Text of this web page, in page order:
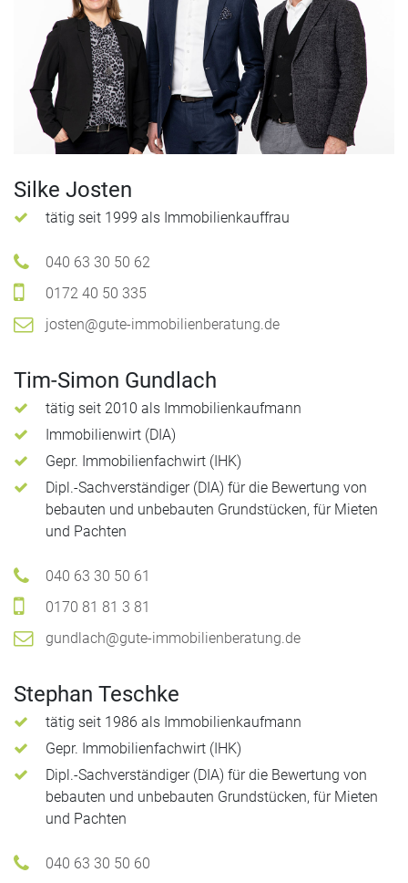
Silke Josten
tätig seit 1999 als Immobilienkauffrau
040 63 30 50 62
0172 40 50 335
josten@gute-immobilienberatung.de
Tim-Simon Gundlach
tätig seit 2010 als Immobilienkaufmann
Immobilienwirt (DIA)
Gepr. Immobilienfachwirt (IHK)
Dipl.-Sachverständiger (DIA) für die Bewertung von
bebauten und unbebauten Grundstücken, für Mieten
und Pachten
040 63 30 50 61
0170 81 81 3 81
gundlach@gute-immobilienberatung.de
Stephan Teschke
tätig seit 1986 als Immobilienkaufmann
Gepr. Immobilienfachwirt (IHK)
Dipl.-Sachverständiger (DIA) für die Bewertung von
bebauten und unbebauten Grundstücken, für Mieten
und Pachten
040 63 30 50 60